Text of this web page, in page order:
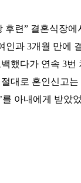
를 아내에게 받았